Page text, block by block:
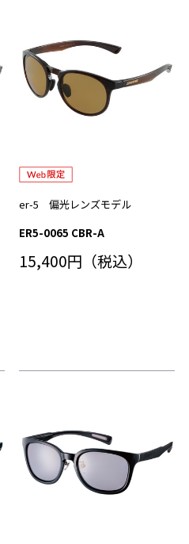
er-5 偏光レンズモデル
ER5-0065 CBR-A
15,400円（税込）